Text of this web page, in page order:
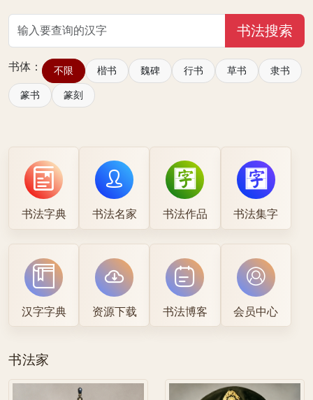
书体： 不限 楷书 魏碑 行书 草书 隶书
篆书 篆刻
书法字典 书法名家 书法作品 书法集字
汉字字典 资源下载 书法博客 会员中心
书法家